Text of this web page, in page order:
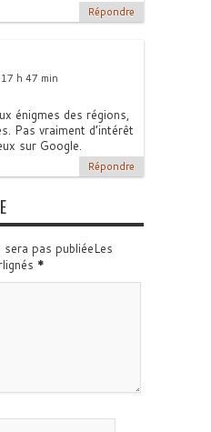
Répondre
h 47 min
énigmes des régions,
Pas vraiment d’intérêt
sur Google.
Répondre
pas publiéeLes
*